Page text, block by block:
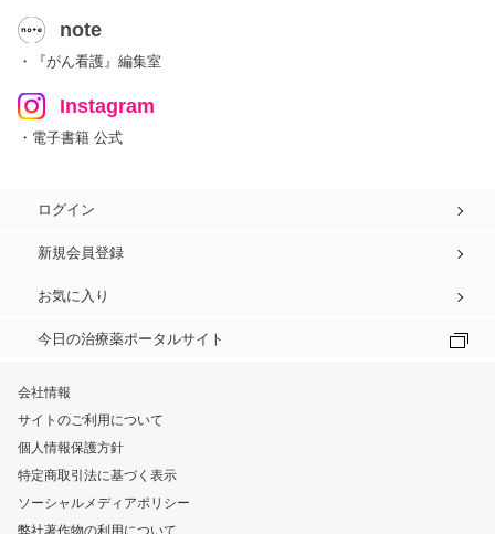
note
・『がん看護』編集室
Instagram
・電子書籍 公式
ログイン
新規会員登録
お気に入り
今日の治療薬ポータルサイト
会社情報
サイトのご利用について
個人情報保護方針
特定商取引法に基づく表示
ソーシャルメディアポリシー
弊社著作物の利用について